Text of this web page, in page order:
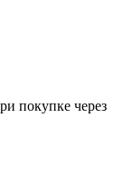
покупке через